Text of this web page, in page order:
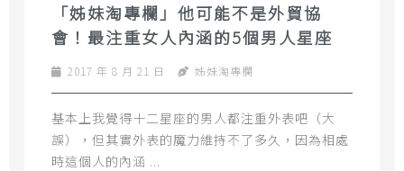
「姊妹淘專欄」他可能不是外貿協
會！最注重女人內涵的5個男人星座
2017 年 8 月 21 日 姊妹淘專欄
基本上我覺得十二星座的男人都注重外表吧（大
誤），但其實外表的魔力維持不了多久，因為相處
時這個人的內涵 ...